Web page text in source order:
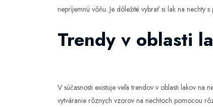
nepríjemnú vôňu. Je dôležité vybrať si lak na nechty
Trendy v oblasti
V súčasnosti existuje veľa trendov v oblasti lakov na
vytváranie rôznych vzorov na nechtoch pomocou